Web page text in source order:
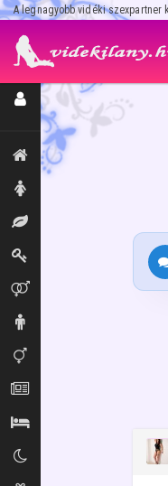
A legnagyobb vidéki szexpartner
Regisztráció /
Kiemeltek, legújabbak